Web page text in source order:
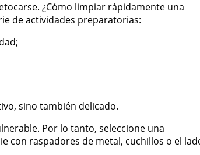
¿Cómo limpiar rápidamente una
de actividades preparatorias:
sino también delicado.
Por lo tanto, seleccione una
con raspadores de metal, cuchillos o el